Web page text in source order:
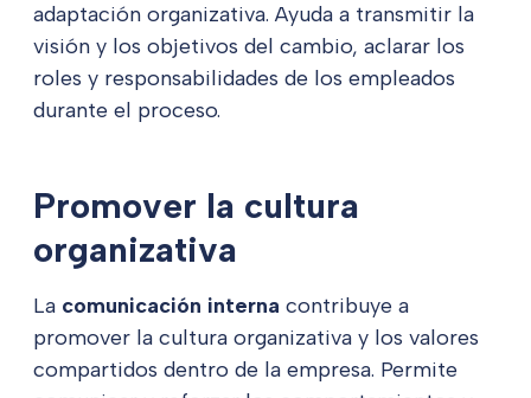
adaptación organizativa. Ayuda a transmitir la
visión y los objetivos del cambio, aclarar los
roles y responsabilidades de los empleados
durante el proceso.
Promover la cultura
organizativa
La comunicación interna contribuye a
promover la cultura organizativa y los valores
compartidos dentro de la empresa. Permite